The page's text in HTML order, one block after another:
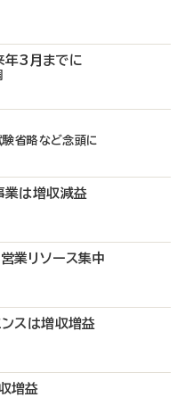
年3月までに
験省略など念頭に
業は増収減益
業リソース集中
ンスは増収増益
増益